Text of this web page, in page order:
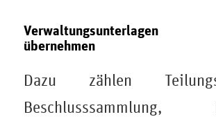
Verwaltungsunterlagen
übernehmen
Dazu zählen
Beschlusssammlung,